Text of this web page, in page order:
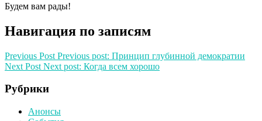
Будем вам рады!
Навигация по записям
Previous Post Previous post: Принцип глубинной демократии
Next Post Next post: Когда всем хорошо
Рубрики
Анонсы